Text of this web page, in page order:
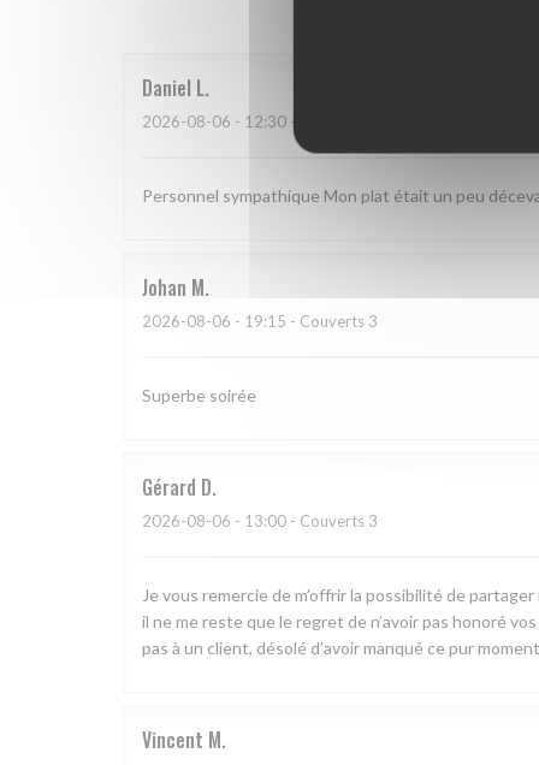
Daniel L
2026-08-06 - 12:30 - Couverts 2
Personnel sympathique Mon plat était un peu
Johan M
2026-08-06 - 19:15 - Couverts 3
Superbe soirée
Gérard D
2026-08-06 - 13:00 - Couverts 3
Je vous remercie de m’offrir la possibilité de
il ne me reste que le regret de n’avoir pas honoré
pas à un client, désolé d’avoir manqué ce pur
Vincent M